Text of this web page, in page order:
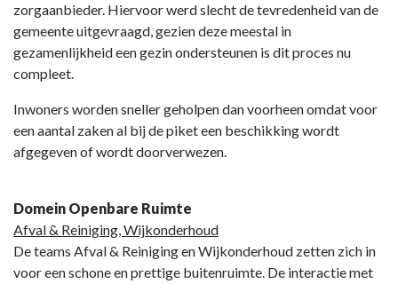
zorgaanbieder. Hiervoor werd slecht de tevredenheid van de
gemeente uitgevraagd, gezien deze meestal in
gezamenlijkheid een gezin ondersteunen is dit proces nu
compleet.
Inwoners worden sneller geholpen dan voorheen omdat voor
een aantal zaken al bij de piket een beschikking wordt
afgegeven of wordt doorverwezen.
Domein Openbare Ruimte
Afval & Reiniging, Wijkonderhoud
De teams Afval & Reiniging en Wijkonderhoud zetten zich in
voor een schone en prettige buitenruimte. De interactie met